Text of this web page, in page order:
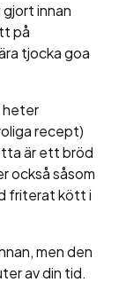
innan
på
tjocka goa
heter
recept)
är ett bröd
också såsom
friterat kött i
men den
av din tid.